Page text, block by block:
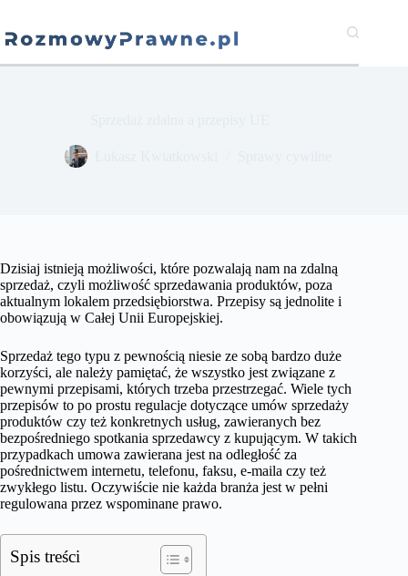
treści
Dzisiaj istnieją możliwości, które pozwalają nam na zdalną
sprzedaż, czyli możliwość sprzedawania produktów, poza
aktualnym lokalem przedsiębiorstwa. Przepisy są jednolite i
obowiązują w Całej Unii Europejskiej.
Sprzedaż tego typu z pewnością niesie ze sobą bardzo duże
korzyści, ale należy pamiętać, że wszystko jest związane z
pewnymi przepisami, których trzeba przestrzegać. Wiele tych
przepisów to po prostu regulacje dotyczące umów sprzedaży
produktów czy też konkretnych usług, zawieranych bez
bezpośredniego spotkania sprzedawcy z kupującym. W takich
przypadkach umowa zawierana jest na odległość za
pośrednictwem internetu, telefonu, faksu, e-maila czy też
zwykłego listu. Oczywiście nie każda branża jest w pełni
regulowana przez wspominane prawo.
Spis treści